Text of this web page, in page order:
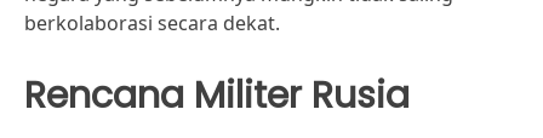
berkolaborasi secara dekat.
Rencana Militer Rusia